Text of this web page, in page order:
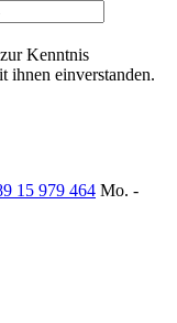
zur Kenntnis
ihnen einverstanden.
15 979 464 Mo. -